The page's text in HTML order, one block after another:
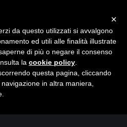
×
da questo utilizzati si avvalgono
ed utili alle finalità illustrate
di più o negare il consenso
la cookie policy
questa pagina, cliccando
in altra maniera,